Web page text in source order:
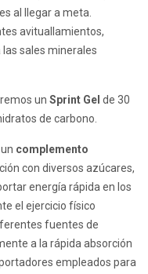
al llegar a meta.
avituallamientos,
sales minerales
un Sprint Gel de 30
de carbono.
complemento
con diversos azúcares,
energía rápida en los
el ejercicio físico
fuentes de
a la rápida absorción
empleados para